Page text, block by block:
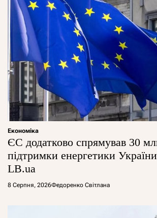
Економіка
ЄС додатково спрямував 30
підтримки енергетики
LB.ua
8 Серпня, 2026Федоренко Світлана